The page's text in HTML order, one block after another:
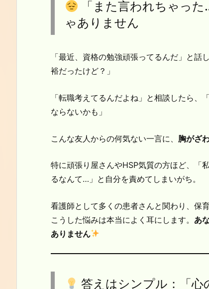
「また言われちゃっ
ゃありません
「最近、資格の勉強頑張ってるんだ」と
裕だったけど？」
「転職考えてるんだよね」と相談したら
ならないかも」
こんな友人からの何気ない一言に、 胸がざ
特に頑張り屋さんやHSP気質の方ほど、「
るなんて…」と自分を責めてしまいがち。
看護師として多くの患者さんと関わり、保
こうした悩みは本当によく耳にします。 あ
ありません
答えはシンプル：「心